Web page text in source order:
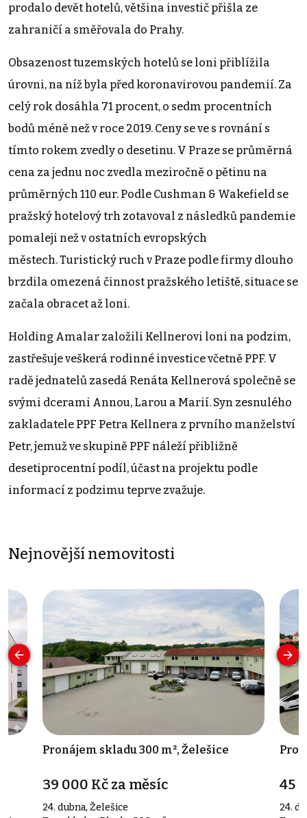
prodalo devět hotelů, většina investič přišla ze
zahraničí a směřovala do Prahy.
Obsazenost tuzemských hotelů se loni přiblížila
úrovni, na níž byla před koronavirovou pandemií. Za
celý rok dosáhla 71 procent, o sedm procentních
bodů méně než v roce 2019. Ceny se ve s rovnání s
tímto rokem zvedly o desetinu. V Praze se průměrná
cena za jednu noc zvedla meziročně o pětinu na
průměrných 110 eur. Podle Cushman & Wakefield se
pražský hotelový trh zotavoval z následků pandemie
pomaleji než v ostatních evropských
městech. Turistický ruch v Praze podle firmy dlouho
brzdila omezená činnost pražského letiště, situace se
začala obracet až loni.
Holding Amalar založili Kellnerovi loni na podzim,
zastřešuje veškerá rodinné investice včetně PPF. V
radě jednatelů zasedá Renáta Kellnerová společně se
svými dcerami Annou, Larou a Marií. Syn zesnulého
zakladatele PPF Petra Kellnera z prvního manželství
Petr, jemuž ve skupině PPF náleží přibližně
desetiprocentní podíl, účast na projektu podle
informací z podzimu teprve zvažuje.
Nejnovější nemovitosti
Pronájem skladu 300 m², Želešice
39 000 Kč za měsíc
24. dubna, Želešice
45
24.